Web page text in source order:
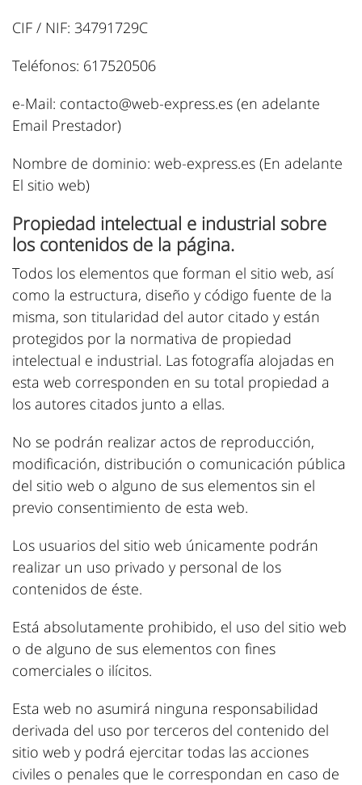
CIF / NIF: 34791729C
Teléfonos: 617520506
e-Mail: contacto@web-express.es (en adelante
Email Prestador)
Nombre de dominio: web-express.es (En adelante
El sitio web)
Propiedad intelectual e industrial sobre
los contenidos de la página.
Todos los elementos que forman el sitio web, así
como la estructura, diseño y código fuente de la
misma, son titularidad del autor citado y están
protegidos por la normativa de propiedad
intelectual e industrial. Las fotografía alojadas en
esta web corresponden en su total propiedad a
los autores citados junto a ellas.
No se podrán realizar actos de reproducción,
modificación, distribución o comunicación pública
del sitio web o alguno de sus elementos sin el
previo consentimiento de esta web.
Los usuarios del sitio web únicamente podrán
realizar un uso privado y personal de los
contenidos de éste.
Está absolutamente prohibido, el uso del sitio web
o de alguno de sus elementos con fines
comerciales o ilícitos.
Esta web no asumirá ninguna responsabilidad
derivada del uso por terceros del contenido del
sitio web y podrá ejercitar todas las acciones
civiles o penales que le correspondan en caso de